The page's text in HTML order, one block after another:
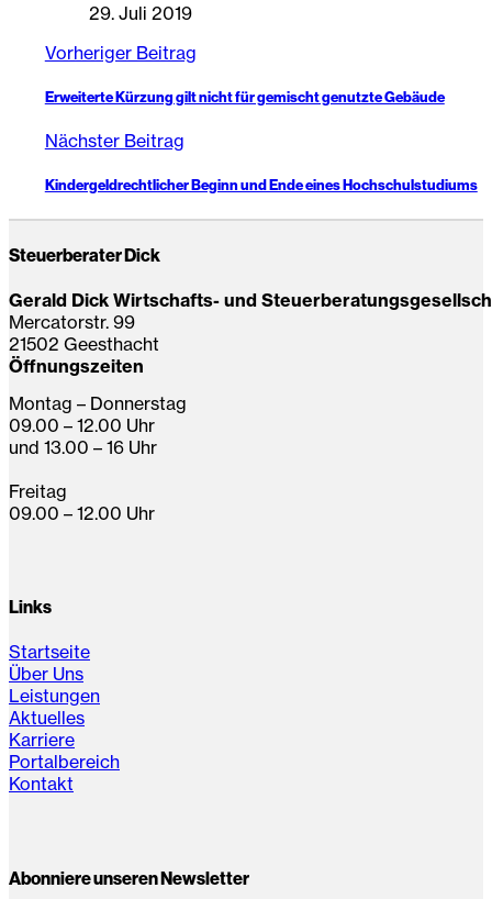
29. Juli 2019
Vorheriger Beitrag
Erweiterte Kürzung gilt nicht für gemischt genutzte Gebäude
Nächster Beitrag
Kindergeldrechtlicher Beginn und Ende eines Hochschulstudiums
Steuerberater Dick
Gerald Dick Wirtschafts- und
Mercatorstr. 99
21502 Geesthacht
Öffnungszeiten
Montag – Donnerstag
09.00 – 12.00 Uhr
und 13.00 – 16 Uhr
Freitag
09.00 – 12.00 Uhr
Links
Startseite
Über Uns
Leistungen
Aktuelles
Karriere
Portalbereich
Kontakt
Abonniere unseren Newsletter